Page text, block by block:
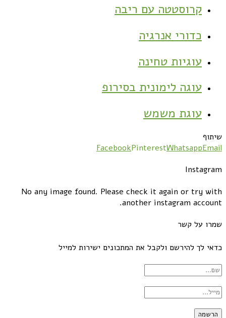
קרוסטטה עם ריבה
כדורי אנרגיה
עוגיות טחינה
עוגה לימונית בסירופ
עוגת משמש
שיתוף
FacebookPinterestWhatsappEmail
Instagram
No any image found. Please check it again or try with
another instagram account.
שמרו על קשר
כדאי לך להירשם ולקבל את המתכונים ישירות למייל